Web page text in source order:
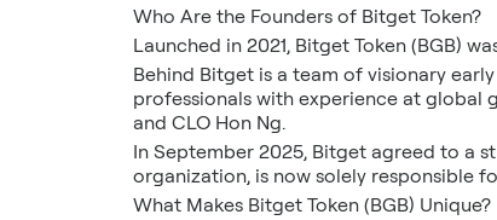
Who Are the Founders of Bitget Token?
Launched in 2021, Bitget Token (BGB)
Behind Bitget is a team of visionary
professionals with experience at global
and CLO Hon Ng.
In September 2025, Bitget agreed to a
organization, is now solely responsible
What Makes Bitget Token (BGB) Unique?